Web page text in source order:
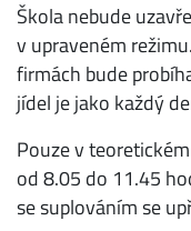
Škola nebude
v upraveném
firmách bude
jídel je jako každý
Pouze v
od 8.05 do 11.45
se suplováním se